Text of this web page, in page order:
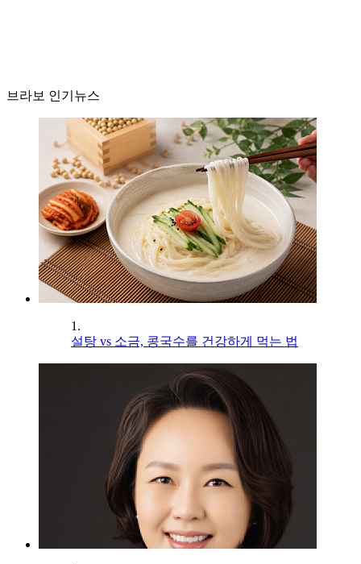
브라보 인기뉴스
1.
설탕 vs 소금, 콩국수를 건강하게 먹는 법